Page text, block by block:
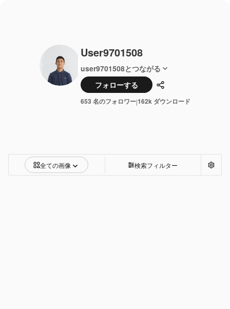
User9701508
user9701508とつながる
フォローする
共有
653 名のフォロワー|162k ダウンロード
全ての画像 検索フィルター